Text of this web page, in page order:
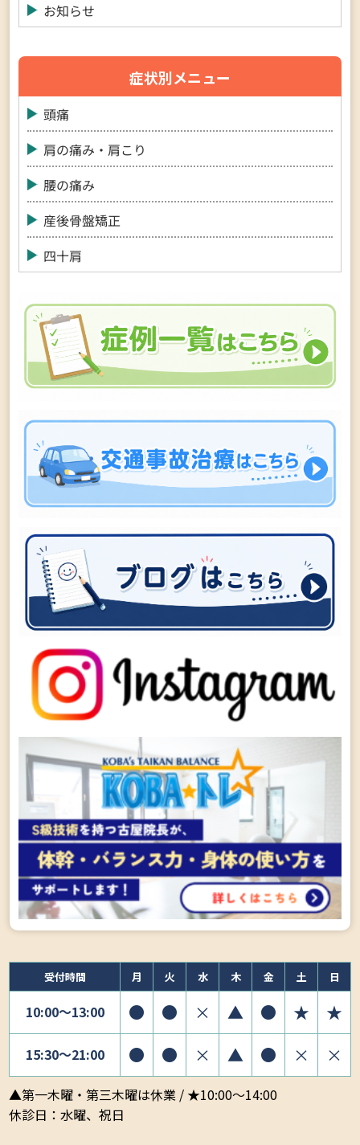
お知らせ
症状別メニュー
頭痛
肩の痛み・肩こり
腰の痛み
産後骨盤矯正
四十肩
受付時間 月 火 水 木 金 土 日
10:00〜13:00 ● ● × ▲ ● ★ ★
15:30〜21:00 ● ● × ▲ ● × ×
▲第一木曜・第三木曜は休業 / ★10:00～14:00
休診日：水曜、祝日